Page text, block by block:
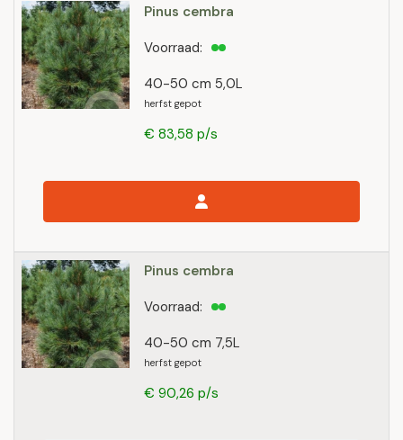
Pinus cembra
40-50 cm 5,0L
herfst gepot
Voorraad:
€ 83,58 p/s
Pinus cembra
40-50 cm 7,5L
herfst gepot
Voorraad:
€ 90,26 p/s